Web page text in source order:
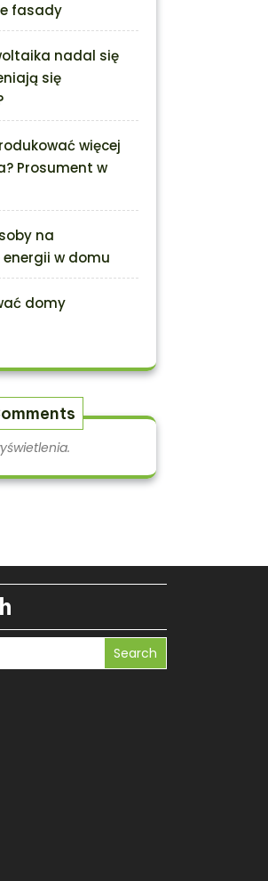
fasady
nadal się
się
więcej
Prosument w
na
w domu
domy
Search